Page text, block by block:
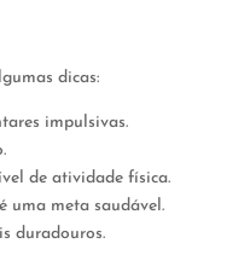
dicas:
impulsivas.
de atividade física.
uma meta saudável.
duradouros.